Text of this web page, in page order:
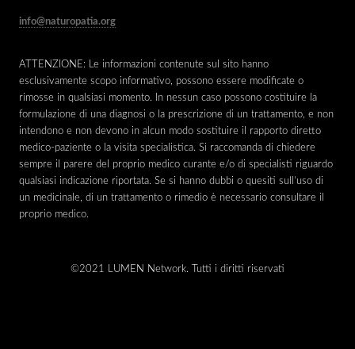
info@naturopatia.org
ATTENZIONE: Le informazioni contenute sul sito hanno
esclusivamente scopo informativo, possono essere modificate o
rimosse in qualsiasi momento. In nessun caso possono costituire la
formulazione di una diagnosi o la prescrizione di un trattamento, e non
intendono e non devono in alcun modo sostituire il rapporto diretto
medico-paziente o la visita specialistica. Si raccomanda di chiedere
sempre il parere del proprio medico curante e/o di specialisti riguardo
qualsiasi indicazione riportata. Se si hanno dubbi o quesiti sull’uso di
un medicinale, di un trattamento o rimedio è necessario consultare il
proprio medico.
©2021 LUMEN Network. Tutti i diritti riservati